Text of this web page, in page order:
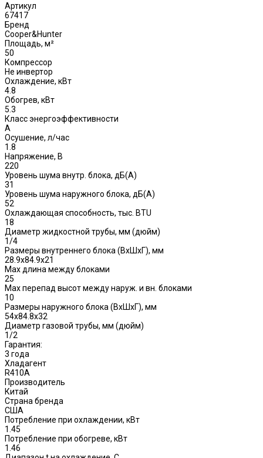
Артикул
67417
Бренд
Cooper&Hunter
Площадь, м²
50
Компрессор
Не инвертор
Охлаждение, кВт
4.8
Обогрев, кВт
5.3
Класс энергоэффективности
A
Осушение, л/час
1.8
Напряжение, В
220
Уровень шума внутр. блока, дБ(А)
31
Уровень шума наружного блока, дБ(A)
52
Охлаждающая способность, тыс. BTU
18
Диаметр жидкостной трубы, мм (дюйм)
1/4
Размеры внутреннего блока (ВхШхГ), мм
28.9х84.9х21
Max длина между блоками
25
Max перепад высот между наруж. и вн. блоками
10
Размеры наружного блока (ВхШхГ), мм
54x84.8x32
Диаметр газовой трубы, мм (дюйм)
1/2
Гарантия:
3 года
Хладагент
R410A
Производитель
Китай
Страна бренда
США
Потребление при охлаждении, кВт
1.45
Потребление при обогреве, кВт
1.46